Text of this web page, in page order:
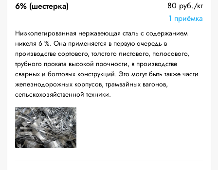
6% (шестерка)
80 руб./кг
1 приёмка
Низколегированная нержавеющая сталь с содержанием
никеля 6 %. Она применяется в первую очередь в
производстве сортового, толстого листового, полосового,
трубного проката высокой прочности, в производстве
сварных и болтовых конструкций. Это могут быть также части
железнодорожных корпусов, трамвайных вагонов,
сельскохозяйственной техники.